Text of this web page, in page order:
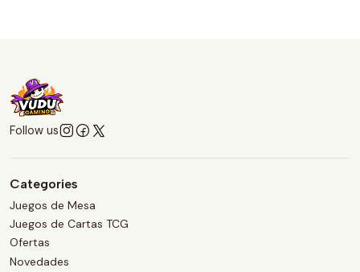
Follow us
Categories
Juegos de Mesa
Juegos de Cartas TCG
Ofertas
Novedades